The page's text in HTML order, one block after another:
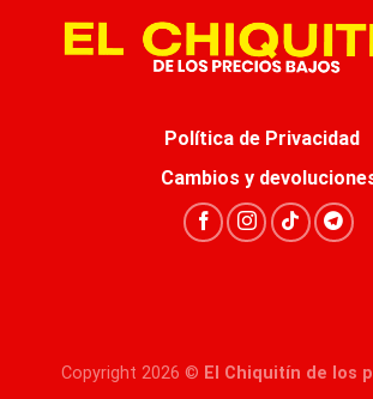
Política de Privacidad
Cambios y
Copyright 2026 © El Chiquitín de los